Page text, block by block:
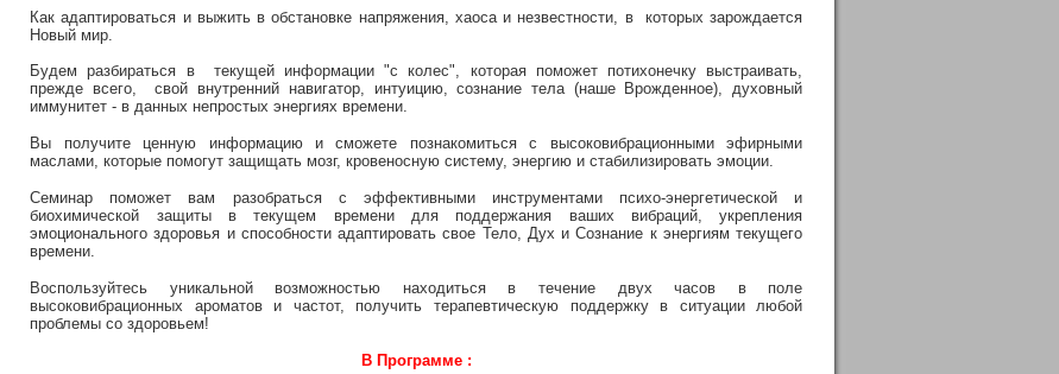
Как адаптироваться и выжить в обстановке напряжения, хаоса и незвестности, в которых зарождается
Новый мир.
Будем разбираться в текущей информации "с колес", которая поможет потихонечку выстраивать,
прежде всего, свой внутренний навигатор, интуицию, сознание тела (наше Врожденное), духовный
иммунитет - в данных непростых энергиях времени.
Вы получите ценную информацию и сможете познакомиться с высоковибрационными эфирными
маслами, которые помогут защищать мозг, кровеносную систему, энергию и стабилизировать эмоции.
Семинар поможет вам разобраться с эффективными инструментами психо-энергетической и
биохимической защиты в текущем времени для поддержания ваших вибраций, укрепления
эмоционального здоровья и способности адаптировать свое Тело, Дух и Сознание к энергиям текущего
времени.
Воспользуйтесь уникальной возможностью находиться в течение двух часов в поле
высоковибрационных ароматов и частот, получить терапевтическую поддержку в ситуации любой
проблемы со здоровьем!
В Программе :